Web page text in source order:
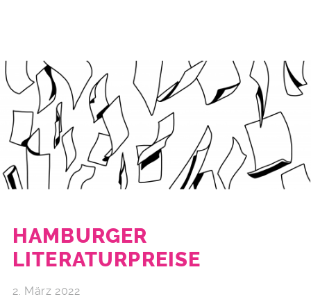
HAMBURGER
LITERATURPREISE
2. März 2022